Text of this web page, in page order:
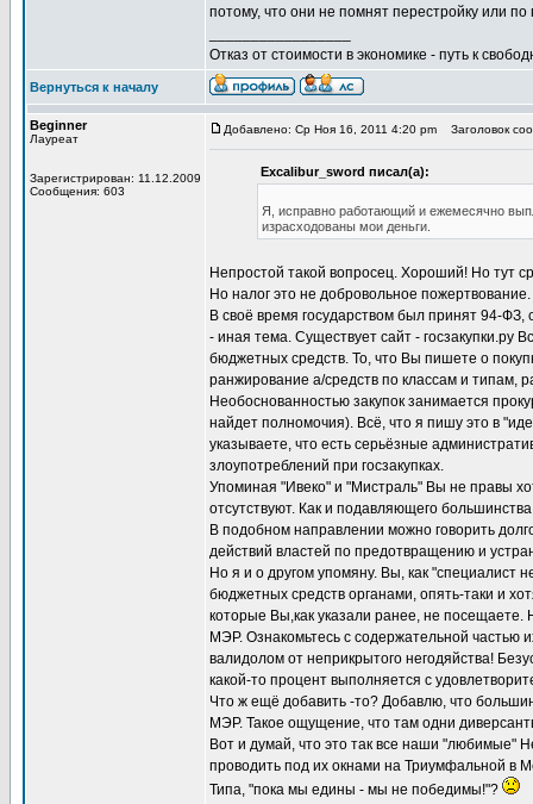
потому, что они не помнят перестройку или
Отказ от стоимости в экономике - путь к
Вернуться к началу
Beginner
Лауреат
Зарегистрирован: 11.12.2009
Сообщения: 603
Добавлено: Ср Ноя 16, 2011 4:20 pm Заголовок
Excalibur_sword писал(а):
Я, исправно работающий и ежемесячно
израсходованы мои деньги.
Непростой такой вопросец. Хороший! Но тут
Но налог это не добровольное пожертвование.
В своё время государством был принят 94-ФЗ,
- иная тема. Существует сайт - госзакупки.ру
бюджетных средств. То, что Вы пишете о
ранжирование а/средств по классам и типам,
Необоснованностью закупок занимается
найдет полномочия). Всё, что я пишу это в
указываете, что есть серьёзные
злоупотреблений при госзакупках.
Упоминая "Ивеко" и "Мистраль" Вы не правы
отсутствуют. Как и подавляющего
В подобном направлении можно говорить
действий властей по предотвращению и
Но я и о другом упомяну. Вы, как "специалист
бюджетных средств органами, опять-таки и
которые Вы,как указали ранее, не
МЭР. Ознакомьтесь с содержательной частью
валидолом от неприкрытого негодяйства!
какой-то процент выполняется с
Что ж ещё добавить -то? Добавлю, что
МЭР. Такое ощущение, что там одни
Вот и думай, что это так все наши "любимые"
проводить под их окнами на Триумфальной в
Типа, "пока мы едины - мы не победимы!"?